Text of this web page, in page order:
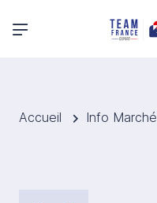
Menu principal
Accueil Info Marché